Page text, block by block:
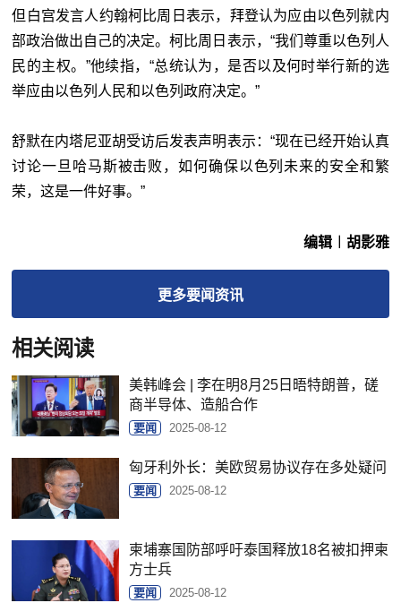
但白宫发言人约翰柯比周日表示，拜登认为应由以色列就内
部政治做出自己的决定。柯比周日表示，“我们尊重以色列人
民的主权。”他续指，“总统认为，是否以及何时举行新的选
举应由以色列人民和以色列政府决定。”
舒默在内塔尼亚胡受访后发表声明表示：“现在已经开始认真
讨论一旦哈马斯被击败，如何确保以色列未来的安全和繁
荣，这是一件好事。”
编辑︱胡影雅
更多要闻资讯
相关阅读
美韩峰会 | 李在明8月25日晤特朗普，磋
商半导体、造船合作
要闻 2025-08-12
匈牙利外长：美欧贸易协议存在多处疑问
要闻 2025-08-12
柬埔寨国防部呼吁泰国释放18名被扣押柬
方士兵
要闻 2025-08-12